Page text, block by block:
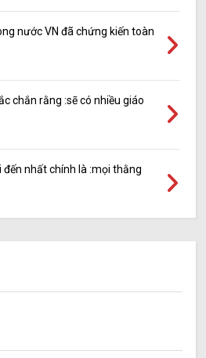
nước VN đã chứng kiến toàn
chắn rằng :sẽ có nhiều giáo
đến nhất chính là :mọi thằng